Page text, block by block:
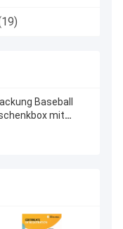
Baseball
mit